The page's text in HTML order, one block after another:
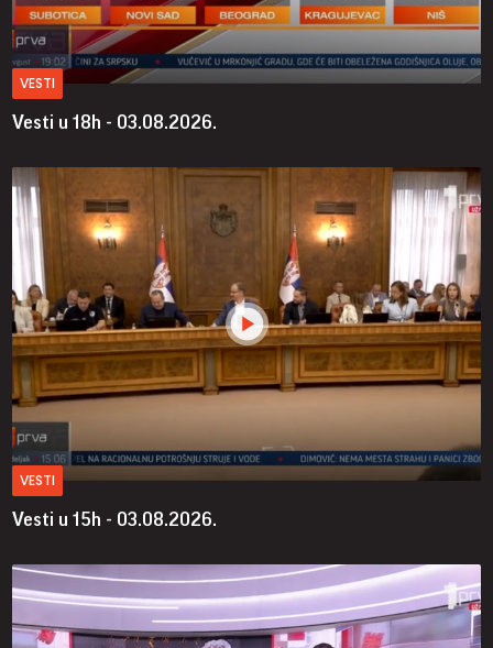
VESTI
Vesti u 18h - 03.08.2026.
VESTI
Vesti u 15h - 03.08.2026.